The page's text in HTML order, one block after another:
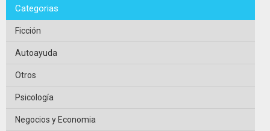
Categorias
Ficción
Autoayuda
Otros
Psicología
Negocios y Economia